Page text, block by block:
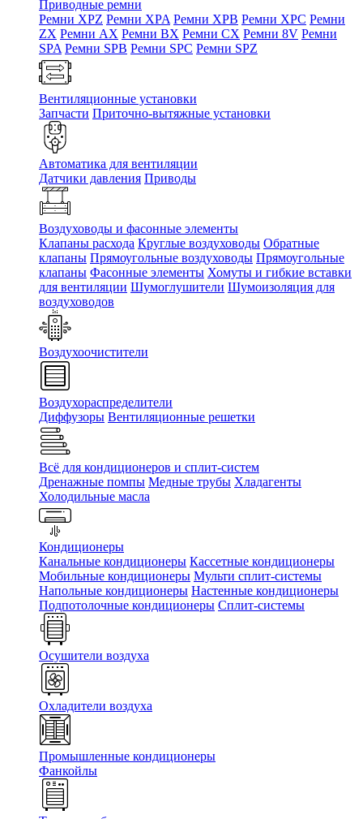
Приводные ремни
Ремни XPZ Ремни XPA Ремни XPB Ремни XPC Ремни
ZX Ремни AX Ремни BX Ремни CX Ремни 8V Ремни
SPA Ремни SPB Ремни SPC Ремни SPZ
Вентиляционные установки
Запчасти Приточно-вытяжные установки
Автоматика для вентиляции
Датчики давления Приводы
Воздуховоды и фасонные элементы
Клапаны расхода Круглые воздуховоды Обратные
клапаны Прямоугольные воздуховоды Прямоугольные
клапаны Фасонные элементы Хомуты и гибкие вставки
для вентиляции Шумоглушители Шумоизоляция для
воздуховодов
Воздухоочистители
Воздухораспределители
Диффузоры Вентиляционные решетки
Всё для кондиционеров и сплит-систем
Дренажные помпы Медные трубы Хладагенты
Холодильные масла
Кондиционеры
Канальные кондиционеры Кассетные кондиционеры
Мобильные кондиционеры Мульти сплит-системы
Напольные кондиционеры Настенные кондиционеры
Подпотолочные кондиционеры Сплит-системы
Осушители воздуха
Охладители воздуха
Промышленные кондиционеры
Фанкойлы